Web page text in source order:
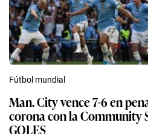
Fútbol mundial
Man. City vence 7-6 en
corona con la Community
GOLES